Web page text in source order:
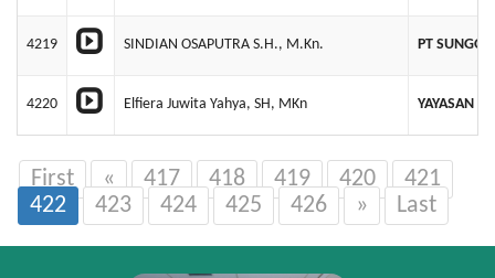
4219 SINDIAN OSAPUTRA S.H., M.Kn. PT
4220 Elfiera Juwita Yahya, SH, MKn YAYASAN
First « 417 418 419 420
421
422
423 424 425 426 » Last